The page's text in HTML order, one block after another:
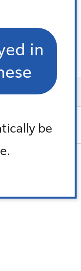
in
be
ません。